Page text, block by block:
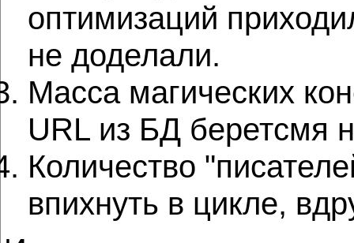
оптимизаций
не доделали.
Масса магических
URL из БД беретсмя
Количество
впихнуть в цикле,